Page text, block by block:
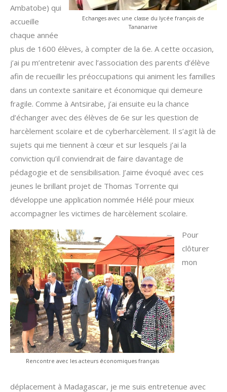
Echanges avec une classe du lycée français de
Tananarive
Ambatobe) qui
accueille
chaque année
plus de 1600 élèves, à compter de la 6e. A cette occasion,
j’ai pu m’entretenir avec l’association des parents d’élève
afin de recueillir les préoccupations qui animent les familles
dans un contexte sanitaire et économique qui demeure
fragile. Comme à Antsirabe, j’ai ensuite eu la chance
d’échanger avec des élèves de 6e sur les question de
harcèlement scolaire et de cyberharcèlement. Il s’agit là de
sujets qui me tiennent à cœur et sur lesquels j’ai la
conviction qu’il conviendrait de faire davantage de
pédagogie et de sensibilisation. J’aime évoqué avec ces
jeunes le brillant projet de Thomas Torrente qui
développe une application nommée Hélé pour mieux
accompagner les victimes de harcèlement scolaire.
Rencontre avec les acteurs économiques français
Pour
clôturer
mon
déplacement à Madagascar, je me suis entretenue avec